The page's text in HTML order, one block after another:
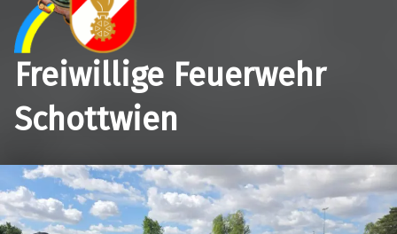
Freiwillige Feuerwehr
Schottwien